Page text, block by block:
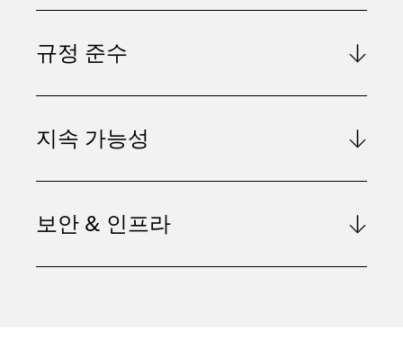
규정 준수
지속 가능성
보안 & 인프라